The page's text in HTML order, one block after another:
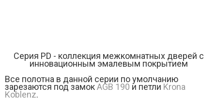
Серия РD - коллекция межкомнатных дверей с
инновационным эмалевым покрытием
Все полотна в данной серии по умолчанию
зарезаются под замокAGB 190 и петли Krona
Koblenz.